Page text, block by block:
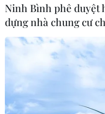
Ninh Bình phê duyệt
dựng nhà chung cư